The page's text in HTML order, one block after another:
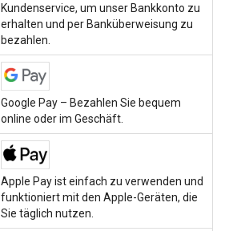
Kundenservice, um unser Bankkonto zu
erhalten und per Banküberweisung zu
bezahlen.
Google Pay – Bezahlen Sie bequem
online oder im Geschäft.
Apple Pay ist einfach zu verwenden und
funktioniert mit den Apple-Geräten, die
Sie täglich nutzen.